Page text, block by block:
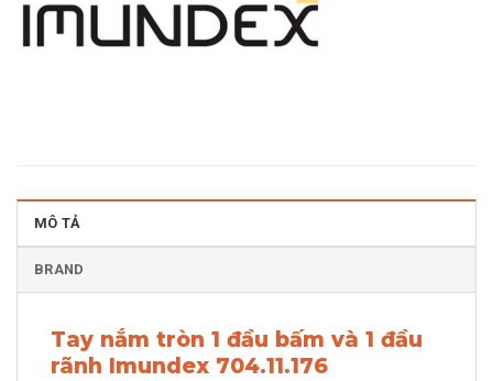
MÔ TẢ
BRAND
Tay nắm tròn 1 đầu bấm và 1 đầu
rãnh Imundex 704.11.176